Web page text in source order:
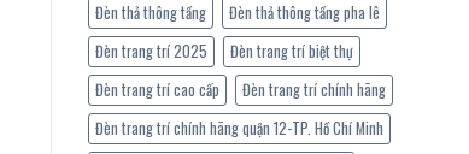
Đèn thả thông tầng
Đèn thả thông tầng pha lê
Đèn trang trí 2025
Đèn trang trí biệt thự
Đèn trang trí cao cấp
Đèn trang trí chính hãng
Đèn trang trí chính hãng quận 12-TP. Hồ Chí Minh